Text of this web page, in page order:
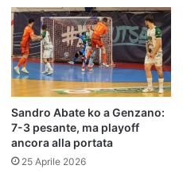
Sandro Abate ko a Genzano:
7-3 pesante, ma playoff
ancora alla portata
25 Aprile 2026